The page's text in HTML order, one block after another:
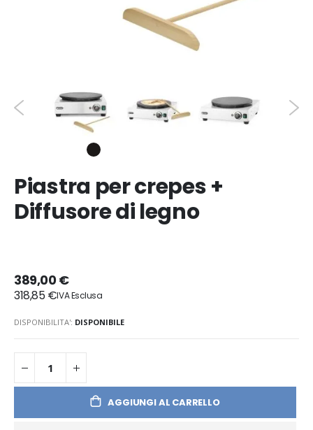
Piastra per crepes +
Diffusore di legno
389,00 €
318,85 €
DISPONIBILITA': DISPONIBILE
AGGIUNGI AL CARRELLO